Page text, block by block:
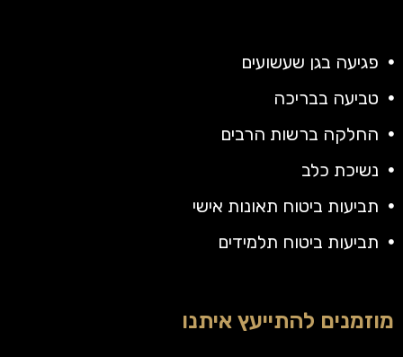
פגיעה בגן שעשועים
טביעה בבריכה
החלקה ברשות הרבים
נשיכת כלב
תביעות ביטוח תאונות אישי
תביעות ביטוח תלמידים
מוזמנים להתייעץ איתנו